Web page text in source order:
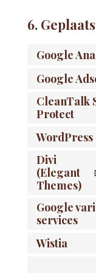
6.
Google
Google
CleanTalk
Protect
WordPress
Divi
(Elegant
Themes)
Google
services
Wistia